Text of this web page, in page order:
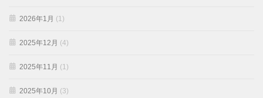
2026年1月 (1)
2025年12月 (4)
2025年11月 (1)
2025年10月 (3)